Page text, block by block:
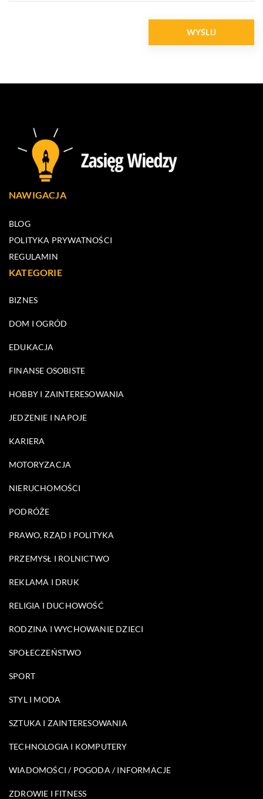
NAWIGACJA
BLOG
POLITYKA PRYWATNOŚCI
REGULAMIN
KATEGORIE
BIZNES
DOM I OGRÓD
EDUKACJA
FINANSE OSOBISTE
HOBBY I ZAINTERESOWANIA
JEDZENIE I NAPOJE
KARIERA
MOTORYZACJA
NIERUCHOMOŚCI
PODRÓŻE
PRAWO, RZĄD I POLITYKA
PRZEMYSŁ I ROLNICTWO
REKLAMA I DRUK
RELIGIA I DUCHOWOŚĆ
RODZINA I WYCHOWANIE DZIECI
SPOŁECZEŃSTWO
SPORT
STYL I MODA
SZTUKA I ZAINTERESOWANIA
TECHNOLOGIA I KOMPUTERY
WIADOMOŚCI / POGODA / INFORMACJE
ZDROWIE I FITNESS